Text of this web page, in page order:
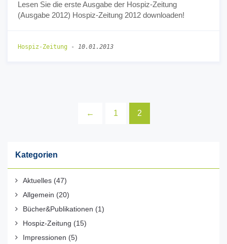
Lesen Sie die erste Ausgabe der Hospiz-Zeitung
(Ausgabe 2012) Hospiz-Zeitung 2012 downloaden!
Hospiz-Zeitung - 10.01.2013
← 1 2
Kategorien
Aktuelles (47)
Allgemein (20)
Bücher&Publikationen (1)
Hospiz-Zeitung (15)
Impressionen (5)